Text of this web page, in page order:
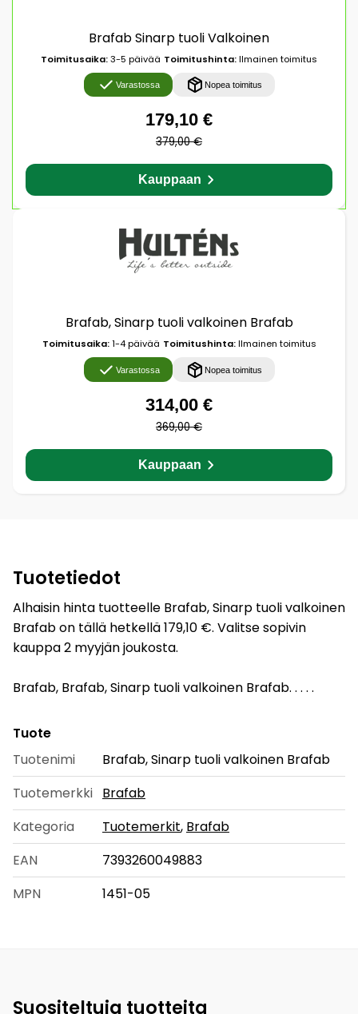
Brafab Sinarp tuoli Valkoinen
Toimitusaika:3-5 päivää Toimitushinta:Ilmainen toimitus
Varastossa Nopea toimitus
179,10 €
379,00 €
Kauppaan
Brafab, Sinarp tuoli valkoinen Brafab
Toimitusaika:1-4 päivää Toimitushinta:Ilmainen toimitus
Varastossa Nopea toimitus
314,00 €
369,00 €
Kauppaan
Tuotetiedot
Alhaisin hinta tuotteelle Brafab, Sinarp tuoli valkoinen
Brafab on tällä hetkellä 179,10 €. Valitse sopivin
kauppa 2 myyjän joukosta.
Brafab, Brafab, Sinarp tuoli valkoinen Brafab. . . . .
Tuote
Tuotenimi
Brafab, Sinarp tuoli valkoinen Brafab
Tuotemerkki Brafab
Kategoria
Tuotemerkit, Brafab
EAN
7393260049883
MPN
1451-05
Suositeltuja tuotteita